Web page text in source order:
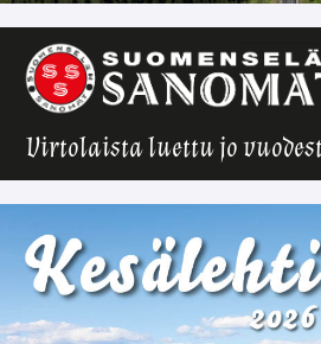
Virtolaista luettu jo